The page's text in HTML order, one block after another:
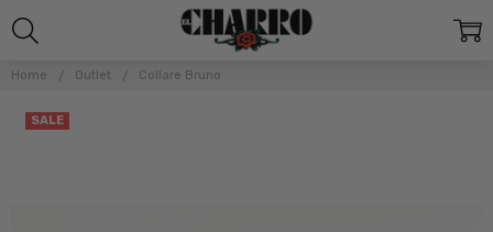
Home Outlet Collare Bruno
SALE